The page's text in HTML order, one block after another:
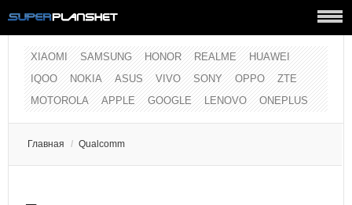
XIAOMI SAMSUNG HONOR REALME
HUAWEI
IQOO
NOKIA ASUS VIVO SONY OPPO
ZTE
MOTOROLA
APPLE GOOGLE LENOVO ONEPLUS
Главная / Qualcomm